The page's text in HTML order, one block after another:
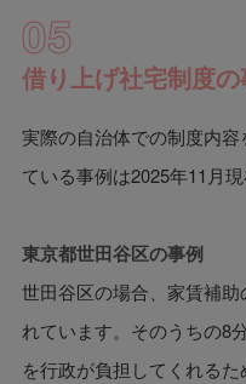
05
借り上げ社宅制度の
実際の自治体での制度内
ている事例は2025年11月
東京都世田谷区の事例
世田谷区の場合、家賃補
れています。そのうちの8
を行政が負担してくれる